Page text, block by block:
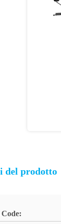
del prodotto